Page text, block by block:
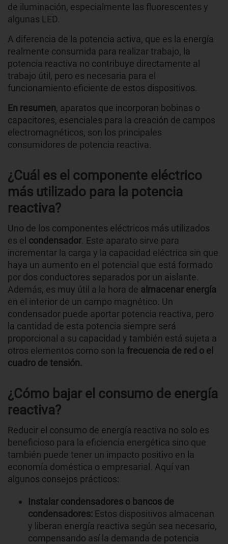
de iluminación, especialmente las fluorescentes y
algunas LED.
A diferencia de la potencia activa, que es la energía
realmente consumida para realizar trabajo, la
potencia reactiva no contribuye directamente al
trabajo útil, pero es necesaria para el
funcionamiento eficiente de estos dispositivos.
En resumen, aparatos que incorporan bobinas o
capacitores, esenciales para la creación de campos
electromagnéticos, son los principales
consumidores de potencia reactiva.
¿Cuál es el componente eléctrico
más utilizado para la potencia
reactiva?
Uno de los componentes eléctricos más utilizados
es el condensador. Este aparato sirve para
incrementar la carga y la capacidad eléctrica sin que
haya un aumento en el potencial que está formado
por dos conductores separados por un aislante.
Además, es muy útil a la hora de almacenar energía
en el interior de un campo magnético. Un
condensador puede aportar potencia reactiva, pero
la cantidad de esta potencia siempre será
proporcional a su capacidad y también está sujeta a
otros elementos como son la frecuencia de red o el
cuadro de tensión.
¿Cómo bajar el consumo de energía
reactiva?
Reducir el consumo de energía reactiva no solo es
beneficioso para la eficiencia energética sino que
también puede tener un impacto positivo en la
economía doméstica o empresarial. Aquí van
algunos consejos prácticos:
Instalar condensadores o bancos de
condensadores: Estos dispositivos almacenan
y liberan energía reactiva según sea necesario,
compensando así la demanda de potencia